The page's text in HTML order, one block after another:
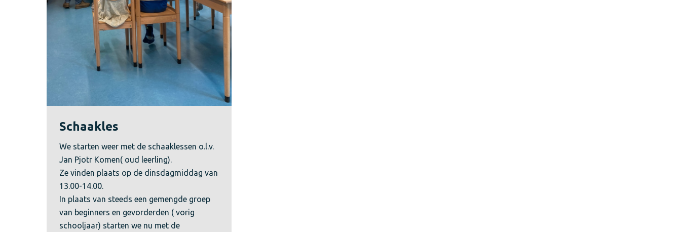
Schaakles
We starten weer met de schaaklessen o.l.v.
Jan Pjotr Komen( oud leerling).
Ze vinden plaats op de dinsdagmiddag van
13.00-14.00.
In plaats van steeds een gemengde groep
van beginners en gevorderden ( vorig
schooljaar) starten we nu met de